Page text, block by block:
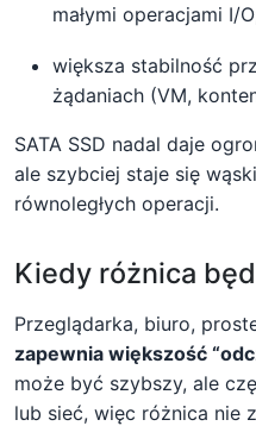
małymi operacjami I/
większa stabilność
żądaniach (VM,
SATA SSD nadal daje
ale szybciej staje się
równoległych operacji.
Kiedy różnica
Przeglądarka, biuro,
zapewnia większość
może być szybszy, ale
lub sieć, więc różnica nie